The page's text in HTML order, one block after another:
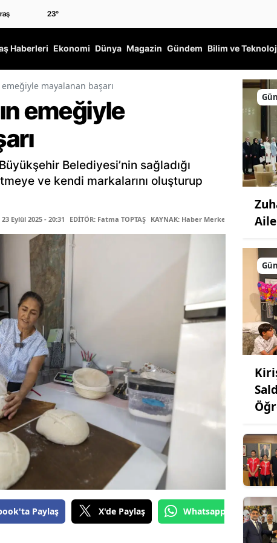
23°
Haberleri Ekonomi Dünya Magazin Gündem Bilim ve
mayalanan başarı
emeğiyle
Belediyesi’nin sağladığı
ve kendi markalarını oluşturup
23 Eylül 2025 - 20:31 EDİTÖR: Fatma TOPTAŞ KAYNAK: Haber Merkezi
Paylaş X'de Paylaş Whatsapp'tan Gönder